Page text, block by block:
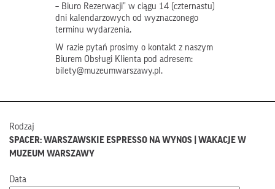
– Biuro Rezerwacji” w ciągu 14 (czternastu)
dni kalendarzowych od wyznaczonego
terminu wydarzenia.
W razie pytań prosimy o kontakt z naszym
Biurem Obsługi Klienta pod adresem:
bilety@muzeumwarszawy.pl.
Rodzaj
SPACER: WARSZAWSKIE ESPRESSO NA WYNOS | WAKACJE W
MUZEUM WARSZAWY
Data